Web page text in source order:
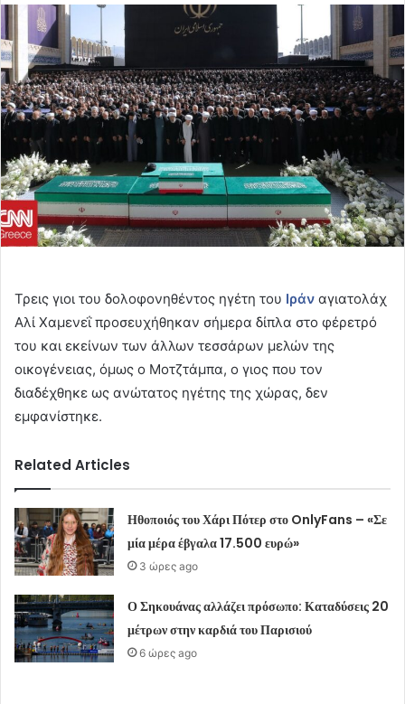
Τρεις γιοι του δολοφονηθέντος ηγέτη του Ιράν αγιατολάχ
Αλί Χαμενεΐ προσευχήθηκαν σήμερα δίπλα στο φέρετρό
του και εκείνων των άλλων τεσσάρων μελών της
οικογένειας, όμως ο Μοτζτάμπα, ο γιος που τον
διαδέχθηκε ως ανώτατος ηγέτης της χώρας, δεν
εμφανίστηκε.
Related Articles
Ηθοποιός του Χάρι Πότερ στο OnlyFans – «Σε
μία μέρα έβγαλα 17.500 ευρώ»
3 ώρες ago
Ο Σηκουάνας αλλάζει πρόσωπο: Καταδύσεις 20
μέτρων στην καρδιά του Παρισιού
6 ώρες ago